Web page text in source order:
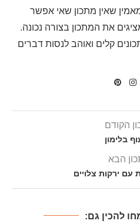
מאמין שאין מתכון שאי אפשר
את המתכון בצורה נכונה.
קלים ואוהב לנסות דברים
הקודם
בלימון
הבא
עם ירקות צלויים
להכין גם: